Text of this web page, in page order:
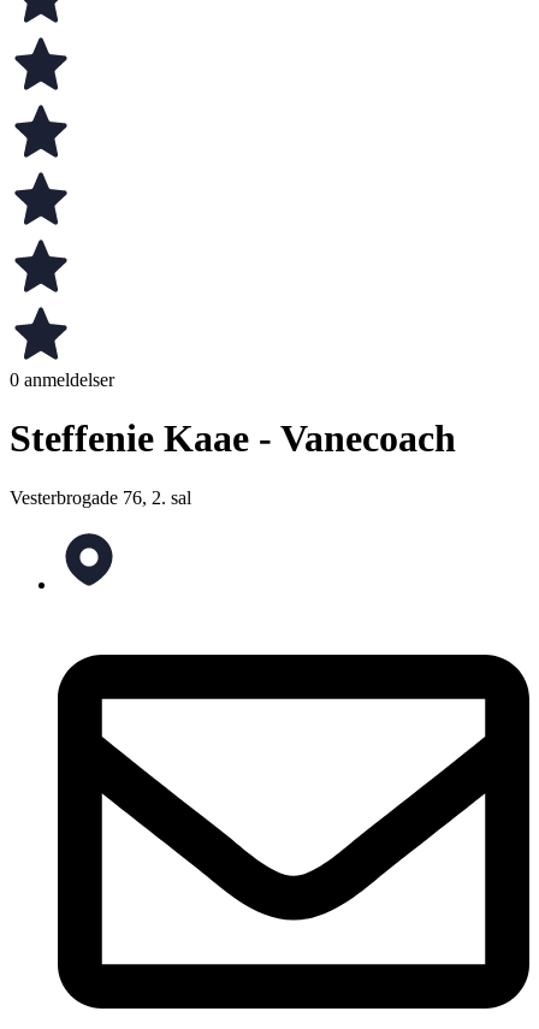
0 anmeldelser
Steffenie Kaae - Vanecoach
Vesterbrogade 76, 2. sal